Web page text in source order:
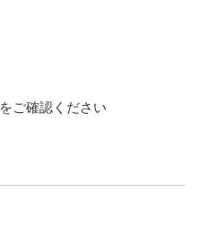
をご確認ください